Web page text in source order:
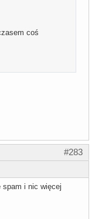
coś
#283
spam i nic więcej